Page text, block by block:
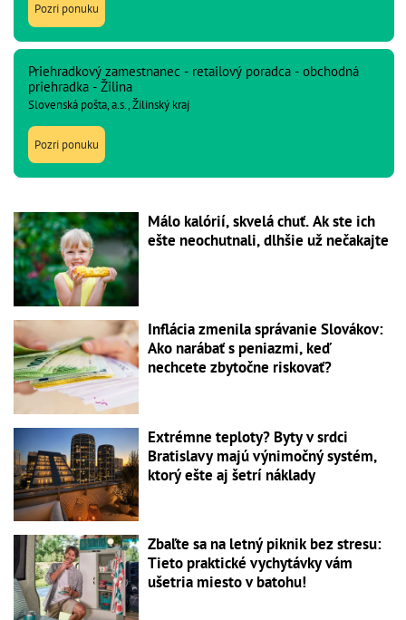
Pozri ponuku
Priehradkový zamestnanec - retailový poradca - obchodná
priehradka - Žilina
Slovenská pošta, a.s., Žilinský kraj
Pozri ponuku
Málo kalórií, skvelá chuť. Ak ste ich
ešte neochutnali, dlhšie už nečakajte
Inflácia zmenila správanie Slovákov:
Ako narábať s peniazmi, keď
nechcete zbytočne riskovať?
Extrémne teploty? Byty v srdci
Bratislavy majú výnimočný systém,
ktorý ešte aj šetrí náklady
Zbaľte sa na letný piknik bez stresu:
Tieto praktické vychytávky vám
ušetria miesto v batohu!